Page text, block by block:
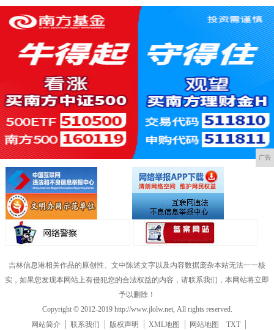
广告
吉林信息港相关作品的原创性、文中陈述文字以及内容数据庞杂本站无法一一核
实，如果您发现本网站上有侵犯您的合法权益的内容，请联系我们，本网站将立即
予以删除！
Copyright © 2012-2019 http://www.jlolw.net, All rights reserved.
网站简介
联系我们 版权声明 XML地图 网站地图 TXT